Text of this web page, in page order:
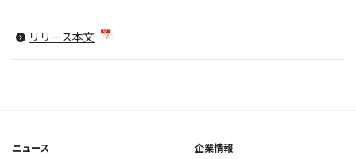
リリース本文
ニュース 企業情報